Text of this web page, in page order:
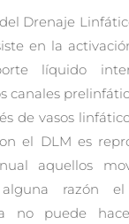
Drenaje
en la
líquido
canales
de vasos
el DLM es
aquellos
razón el
no puede